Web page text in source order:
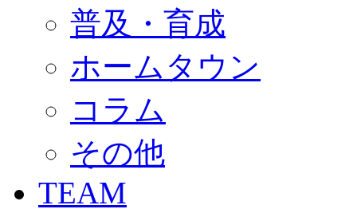
ジュニアユース
ユース
練習拠点（ナラディーア）
SCHOOL
CLUB
パートナー募集
クラブ理念
サステナビリティ
Web制作支援
応援プロジェクト
普及・育成
ホームタウン
コラム
その他
TEAM